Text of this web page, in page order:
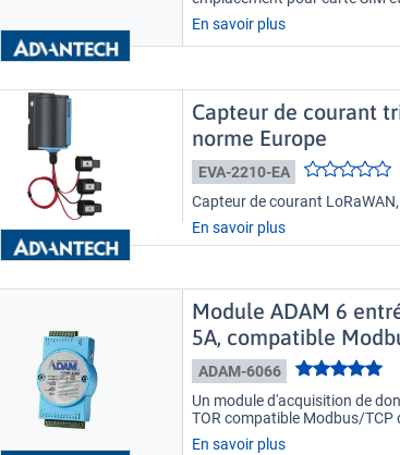
En savoir plus
Capteur de courant
norme Europe
EVA-2210-EA
Capteur de courant
En savoir plus
Module ADAM 6
5A, compatible
ADAM-6066
Un module d'acquisition de
TOR compatible Modbus/TCP
En savoir plus